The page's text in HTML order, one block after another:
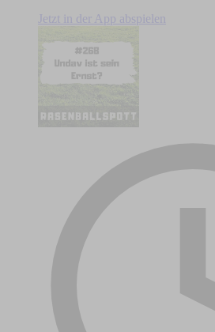
Jetzt in der App abspielen